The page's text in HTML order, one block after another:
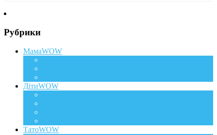
Рубрики
МамаWOW
ДітиWOW
ТатоWOW